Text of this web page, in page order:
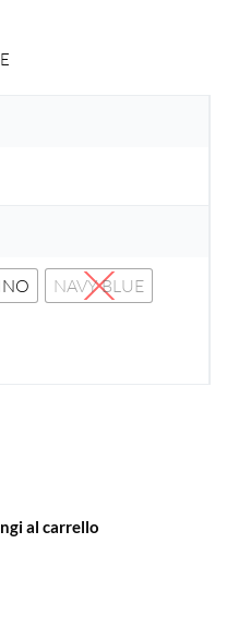
NAVY BLUE
al carrello